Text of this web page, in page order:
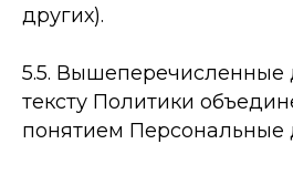
других).
5.5. Вышеперечисленные
тексту Политики
понятием Персональные